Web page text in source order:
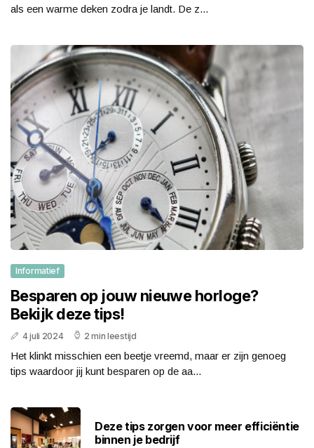
als een warme deken zodra je landt. De z...
Informatief
Besparen op jouw nieuwe horloge?
Bekijk deze tips!
4 juli 2024 2 min leestijd
Het klinkt misschien een beetje vreemd, maar er zijn genoeg
tips waardoor jij kunt besparen op de aa...
Deze tips zorgen voor meer efficiëntie
binnen je bedrijf